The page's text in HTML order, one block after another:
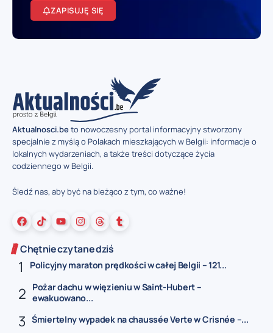
ZAPISUJĘ SIĘ
Aktualnosci.beto nowoczesny portal informacyjny stworzony
specjalnie z myślą o Polakach mieszkających w Belgii: informacje o
lokalnych wydarzeniach, a także treści dotyczące życia
codziennego w Belgii.
Śledź nas, aby być na bieżąco z tym, co ważne!
Chętnie czytane dziś
Policyjny maraton prędkości w całej Belgii – 121...
Pożar dachu w więzieniu w Saint-Hubert –
ewakuowano...
Śmiertelny wypadek na chaussée Verte w Crisnée –...